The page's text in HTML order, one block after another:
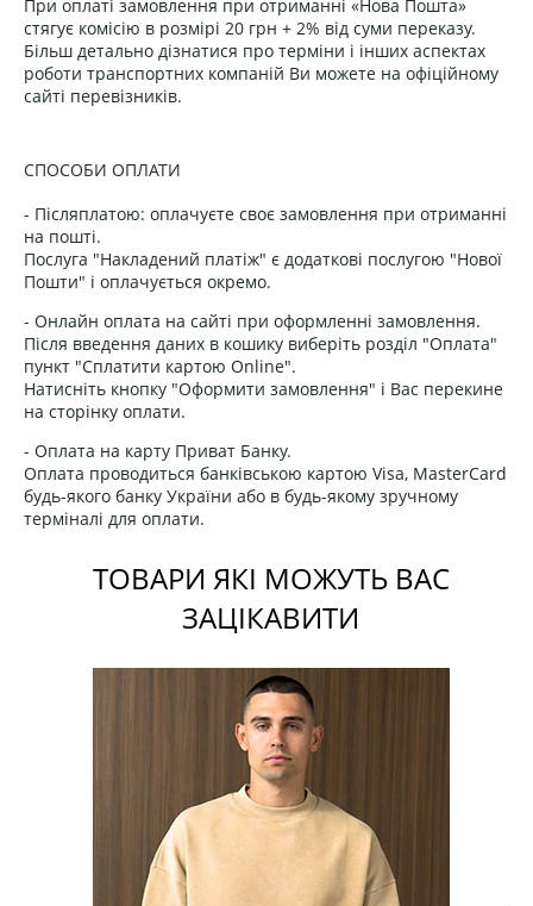
При оплаті замовлення при отриманні «Нова Пошта»
стягує комісію в розмірі 20 грн + 2% від суми переказу.
Більш детально дізнатися про терміни і інших аспектах
роботи транспортних компаній Ви можете на офіційному
сайті перевізників.
СПОСОБИ ОПЛАТИ
- Післяплатою: оплачуєте своє замовлення при отриманні
на пошті.
Послуга "Накладений платіж" є додаткові послугою "Нової
Пошти" і оплачується окремо.
- Онлайн оплата на сайті при оформленні замовлення.
Після введення даних в кошику виберіть розділ "Оплата"
пункт "Сплатити картою Online".
Натисніть кнопку "Оформити замовлення" і Вас перекине
на сторінку оплати.
- Оплата на карту Приват Банку.
Оплата проводиться банківською картою Visa, MasterCard
будь-якого банку України або в будь-якому зручному
терміналі для оплати.
ТОВАРИ ЯКІ МОЖУТЬ ВАС
ЗАЦІКАВИТИ